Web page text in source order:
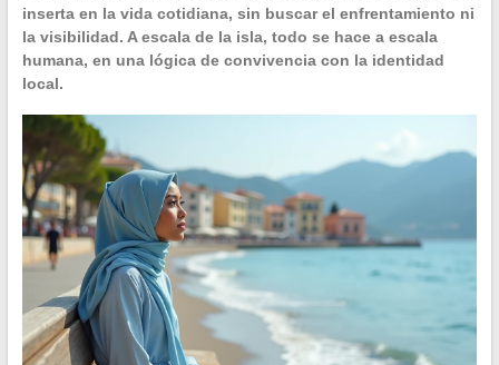
inserta en la vida cotidiana, sin buscar el enfrentamiento ni
la visibilidad. A escala de la isla, todo se hace a escala
humana, en una lógica de convivencia con la identidad
local.